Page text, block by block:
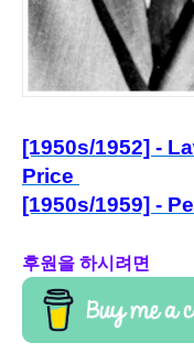
[1950s/1952] -
Price
[1950s/1959] -
후원을 하시려면